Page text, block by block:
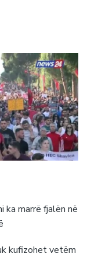
ka marrë fjalën në
kufizohet vetëm